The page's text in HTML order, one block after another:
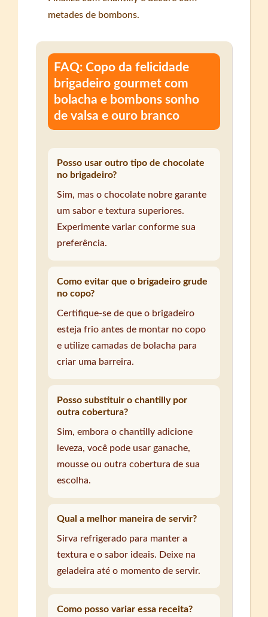
metades de bombons.
FAQ: Copo da felicidade
brigadeiro gourmet com
bolacha e bombons sonho
de valsa e ouro branco
Posso usar outro tipo de chocolate
no brigadeiro?
Sim, mas o chocolate nobre garante
um sabor e textura superiores.
Experimente variar conforme sua
preferência.
Como evitar que o brigadeiro grude
no copo?
Certifique-se de que o brigadeiro
esteja frio antes de montar no copo
e utilize camadas de bolacha para
criar uma barreira.
Posso substituir o chantilly por
outra cobertura?
Sim, embora o chantilly adicione
leveza, você pode usar ganache,
mousse ou outra cobertura de sua
escolha.
Qual a melhor maneira de servir?
Sirva refrigerado para manter a
textura e o sabor ideais. Deixe na
geladeira até o momento de servir.
Como posso variar essa receita?